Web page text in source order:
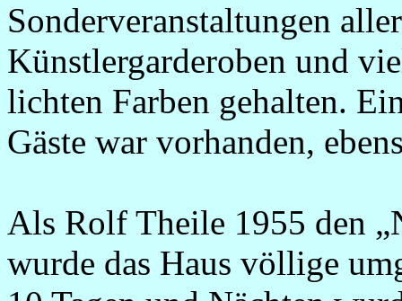
Sonderveranstaltungen
Künstlergarderoben und
lichten Farben gehalten.
Gäste war vorhanden,
Als Rolf Theile 1955 den
wurde das Haus völlige